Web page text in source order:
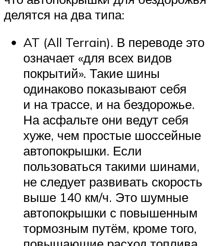
делятся на два типа:
AT (All Terrain). В переводе это
означает «для всех видов
покрытий». Такие шины
одинаково показывают себя
и на трассе, и на бездорожье.
На асфальте они ведут себя
хуже, чем простые шоссейные
автопокрышки. Если
пользоваться такими шинами,
не следует развивать скорость
выше 140 км/ч. Это шумные
автопокрышки с повышенным
тормозным путём, кроме того,